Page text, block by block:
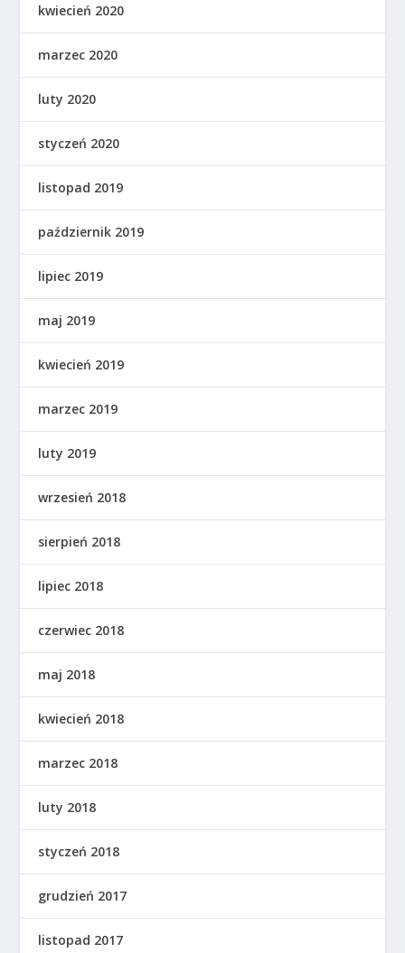
kwiecień 2020
marzec 2020
luty 2020
styczeń 2020
listopad 2019
październik 2019
lipiec 2019
maj 2019
kwiecień 2019
marzec 2019
luty 2019
wrzesień 2018
sierpień 2018
lipiec 2018
czerwiec 2018
maj 2018
kwiecień 2018
marzec 2018
luty 2018
styczeń 2018
grudzień 2017
listopad 2017